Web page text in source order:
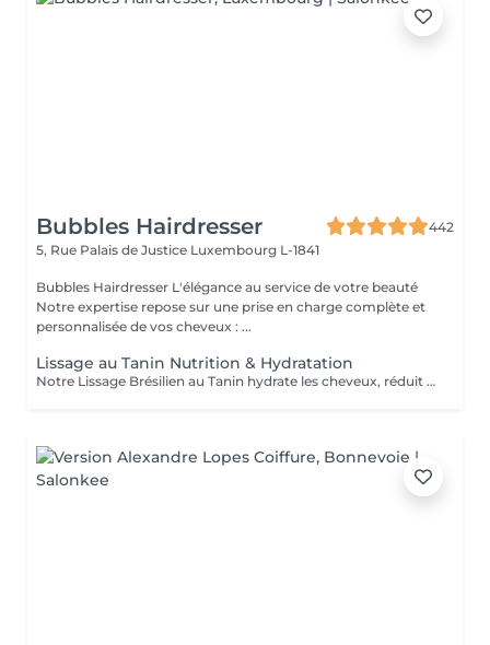
Bubbles Hairdresser
442
5, Rue Palais de Justice Luxembourg L-1841
Bubbles Hairdresser L'élégance au service de votre beauté
Notre expertise repose sur une prise en charge complète et
personnalisée de vos cheveux : ...
Lissage au Tanin Nutrition & Hydratation
Notre Lissage Brésilien au Tanin hydrate les cheveux, réduit les frisottis, apporte brillance, douceur et facilite le coiffage Un supplément lié à la longueur/ épaisseur pourra se rajouter au tarif du Lissage Brésilien . Un devis vous est offert sur simple demande sans engagement.